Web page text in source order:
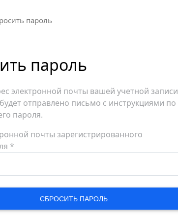
пароль
пароль
электронной почты вашей учетной записи
отправлено письмо с инструкциями по
пароля.
почты зарегистрированного
*
СБРОСИТЬ ПАРОЛЬ